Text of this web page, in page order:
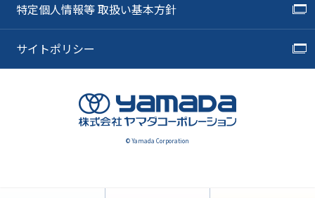
特定個人情報等 取扱い基本方針
サイトポリシー
© Yamada Corporation